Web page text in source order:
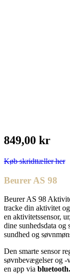
849,00 kr
Køb skridttæller her
Beurer AS 98
Beurer AS 98
tracke din aktivitet
en aktivitetssensor,
dine sunhedsdata
sundhed og
Den smarte sensor
søvnbevægelser og -
en app via bluetooth.